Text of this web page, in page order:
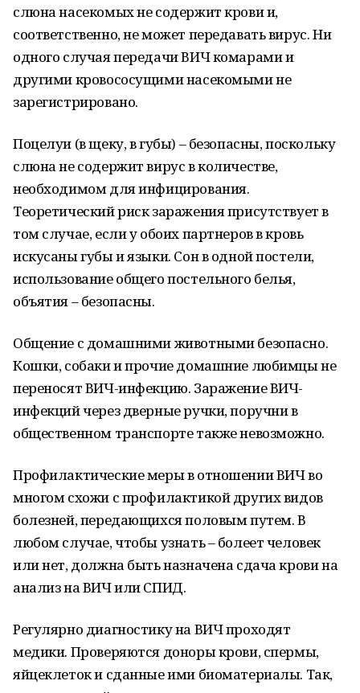
слюна насекомых не содержит крови и,
соответственно, не может передавать вирус. Ни
одного случая передачи ВИЧ комарами и
другими кровососущими насекомыми не
зарегистрировано.
Поцелуи (в щеку, в губы) – безопасны, поскольку
слюна не содержит вирус в количестве,
необходимом для инфицирования.
Теоретический риск заражения присутствует в
том случае, если у обоих партнеров в кровь
искусаны губы и языки. Сон в одной постели,
использование общего постельного белья,
объятия – безопасны.
Общение с домашними животными безопасно.
Кошки, собаки и прочие домашние любимцы не
переносят ВИЧ-инфекцию. Заражение ВИЧ-
инфекций через дверные ручки, поручни в
общественном транспорте также невозможно.
Профилактические меры в отношении ВИЧ во
многом схожи с профилактикой других видов
болезней, передающихся половым путем. В
любом случае, чтобы узнать – болеет человек
или нет, должна быть назначена сдача крови на
анализ на ВИЧ или СПИД.
Регулярно диагностику на ВИЧ проходят
медики. Проверяются доноры крови, спермы,
яйцеклеток и сданные ими биоматериалы. Так,